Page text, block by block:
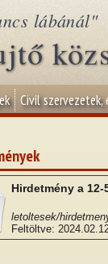
lábánál"
Civil szervezetek,
Hirdetmény a
Feltöltve: